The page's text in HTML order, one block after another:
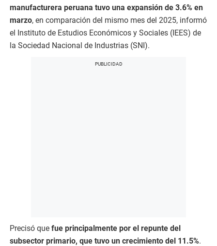
manufacturera peruana tuvo una expansión de 3.6% en
marzo, en comparación del mismo mes del 2025, informó
el Instituto de Estudios Económicos y Sociales (IEES) de
la Sociedad Nacional de Industrias (SNI).
Precisó que fue principalmente por el repunte del
subsector primario, que tuvo un crecimiento del 11.5%.